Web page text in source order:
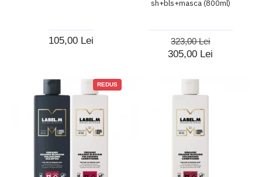
105,00 Lei
sh+bls+masca (800ml)
305,00 Lei
323,00 Lei
REDUS